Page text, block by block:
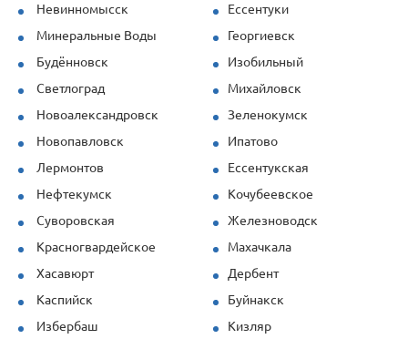
Невинномысск
Ессентуки
Минеральные Воды
Георгиевск
Будённовск
Изобильный
Светлоград
Михайловск
Новоалександровск
Зеленокумск
Новопавловск
Ипатово
Лермонтов
Ессентукская
Нефтекумск
Кочубеевское
Суворовская
Железноводск
Красногвардейское
Махачкала
Хасавюрт
Дербент
Каспийск
Буйнакск
Избербаш
Кизляр